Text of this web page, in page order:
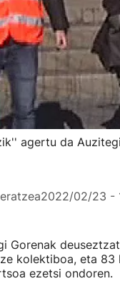
agertu da
2022/02/23 -
Gorenak
kolektiboa, eta 83
ezetsi ondoren.